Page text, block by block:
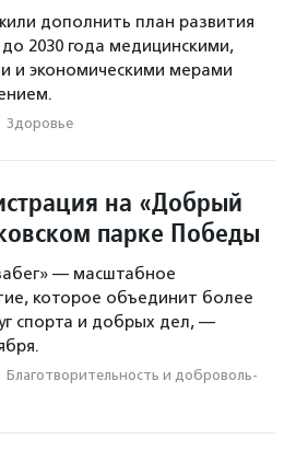
дополнить план развития
2030 года медицинскими,
и экономическими мерами
Здоровье
на «Добрый
парке Победы
— масштабное
которое объединит более
спорта и добрых дел, —
Благотвори­тель­ность и доброволь­